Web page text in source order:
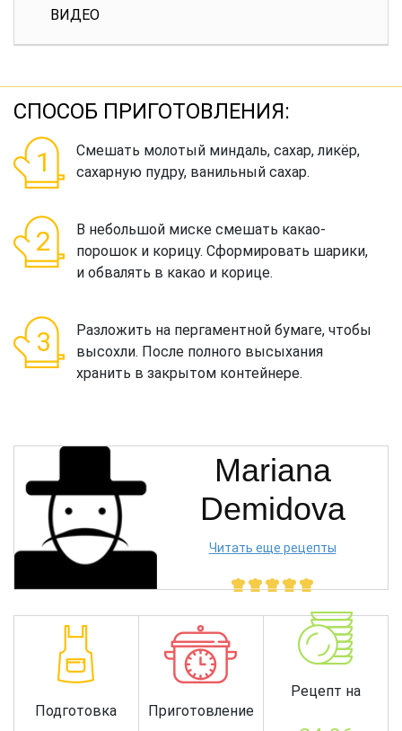
ВИДЕО
СПОСОБ ПРИГОТОВЛЕНИЯ:
Смешать молотый миндаль, сахар, ликёр,
сахарную пудру, ванильный сахар.
В небольшой миске смешать какао-
порошок и корицу. Сформировать шарики,
и обвалять в какао и корице.
Разложить на пергаментной бумаге, чтобы
высохли. После полного высыхания
хранить в закрытом контейнере.
Mariana
Demidova
Читать еще рецепты
Подготовка Приготовление
Рецепт на